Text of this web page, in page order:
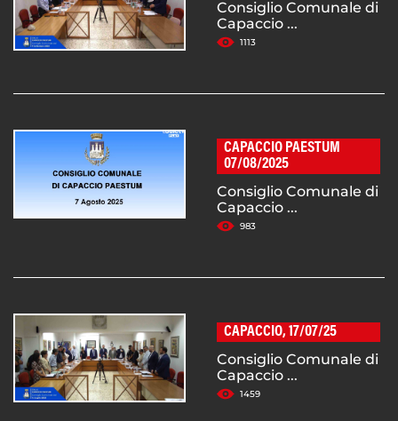
Consiglio Comunale di
Capaccio ...
1113
CAPACCIO PAESTUM
07/08/2025
Consiglio Comunale di
Capaccio ...
983
CAPACCIO, 17/07/25
Consiglio Comunale di
Capaccio ...
1459